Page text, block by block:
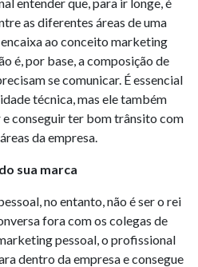
as diferentes áreas de uma
ao conceito marketing
é, por base, a composição de
se comunicar. É essencial
técnica, mas ele também
conseguir ter bom trânsito com
da empresa.
sua marca
no entanto, não é ser o rei
fora com os colegas de
pessoal, o profissional
dentro da empresa e consegue